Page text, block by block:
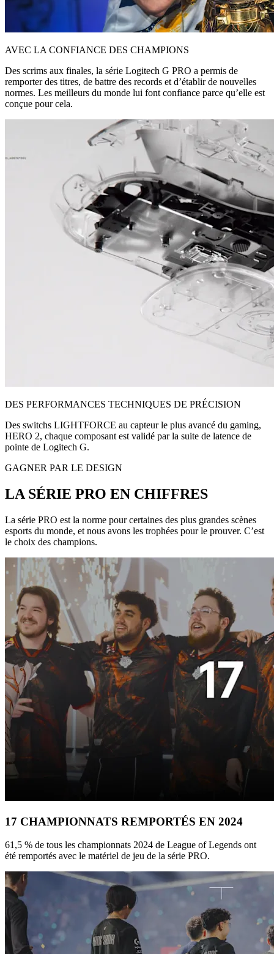
AVEC LA CONFIANCE DES CHAMPIONS
Des scrims aux finales, la série Logitech G PRO a permis de
remporter des titres, de battre des records et d’établir de nouvelles
normes. Les meilleurs du monde lui font confiance parce qu’elle est
conçue pour cela.
DES PERFORMANCES TECHNIQUES DE PRÉCISION
Des switchs LIGHTFORCE au capteur le plus avancé du gaming,
HERO 2, chaque composant est validé par la suite de latence de
pointe de Logitech G.
GAGNER PAR LE DESIGN
LA SÉRIE PRO EN CHIFFRES
La série PRO est la norme pour certaines des plus grandes scènes
esports du monde, et nous avons les trophées pour le prouver. C’est
le choix des champions.
17 CHAMPIONNATS REMPORTÉS EN 2024
61,5 % de tous les championnats 2024 de League of Legends ont
été remportés avec le matériel de jeu de la série PRO.